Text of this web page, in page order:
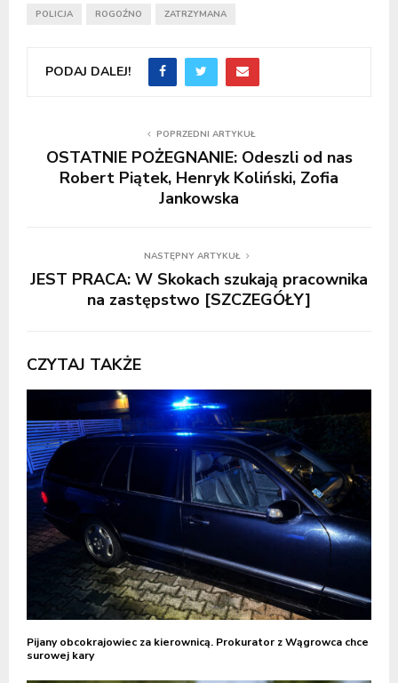
POLICJA ROGOŹNO ZATRZYMANA
PODAJ DALEJ!
POPRZEDNI ARTYKUŁ
OSTATNIE POŻEGNANIE: Odeszli od nas
Robert Piątek, Henryk Koliński, Zofia
Jankowska
NASTĘPNY ARTYKUŁ
JEST PRACA: W Skokach szukają pracownika
na zastępstwo [SZCZEGÓŁY]
CZYTAJ TAKŻE
Pijany obcokrajowiec za kierownicą. Prokurator z Wągrowca chce
surowej kary